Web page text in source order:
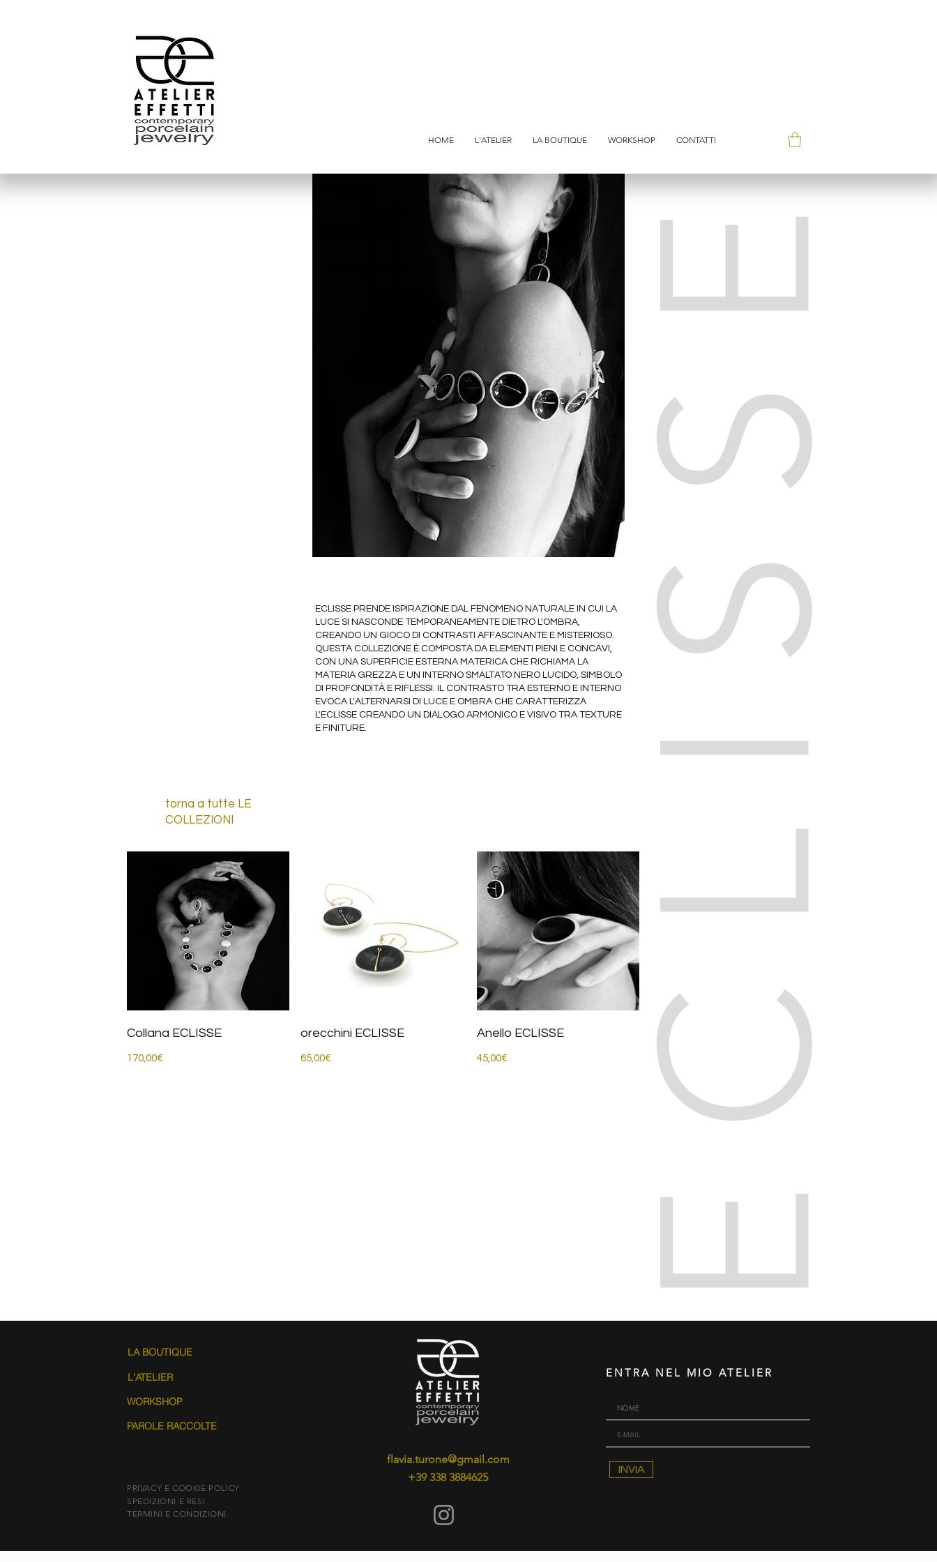
HOME L'ATELIER LA BOUTIQUE WORKSHOP CONTATTI
ECLISSE PRENDE ISPIRAZIONE DAL FENOMENO NATURALE IN CUI LA
LUCE SI NASCONDE TEMPORANEAMENTE DIETRO L'OMBRA,
CREANDO UN GIOCO DI CONTRASTI AFFASCINANTE E MISTERIOSO.
QUESTA COLLEZIONE È COMPOSTA DA ELEMENTI PIENI E CONCAVI,
CON UNA SUPERFICIE ESTERNA MATERICA CHE RICHIAMA LA
MATERIA GREZZA E UN INTERNO SMALTATO NERO LUCIDO, SIMBOLO
DI PROFONDITÀ E RIFLESSI. IL CONTRASTO TRA ESTERNO E INTERNO
EVOCA L'ALTERNARSI DI LUCE E OMBRA CHE CARATTERIZZA
L'ECLISSE CREANDO UN DIALOGO ARMONICO E VISIVO TRA TEXTURE
E FINITURE.
ECLISSE
torna a tutte LE
COLLEZIONI
Collana ECLISSE
170,00€Prezzo
orecchini ECLISSE
65,00€Prezzo
Anello ECLISSE
45,00€Prezzo
L'ATELIER
PAROLE RACCOLTE
WORKSHOP
LA BOUTIQUE
PRIVACY E COOKIE POLICY
TERMINI E CONDIZIONI
SPEDIZIONI E RESI
flavia.turone@gmail.com
+39 338 3884625
ENTRA NEL MIO ATELIER
INVIA